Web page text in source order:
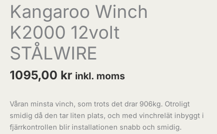
Kangaroo Winch
K2000 12volt
STÅLWIRE
1095,00 kr inkl. moms
Våran minsta vinch, som trots det drar 906kg. Otroligt
smidig då den tar liten plats, och med vinchrelät inbyggt i
fjärrkontrollen blir installationen snabb och smidig.